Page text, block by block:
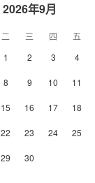
2026年9月
二 三 四 五
1
2 3 4
8 9 10 11
15 16 17 18
22 23 24 25
29 30
空調 淋浴